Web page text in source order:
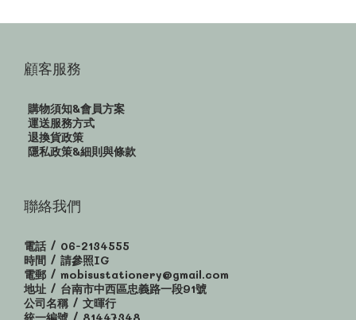
顧客服務
購物須知&會員方案
運送服務方式
退換貨政策
隱私政策&細則與條款
聯絡我們
電話 / 06-2134555
時間 / 請參照IG
電郵 / mobisustationery@gmail.com
地址 / 台南市中西區忠義路一段91號
公司名稱 / 文暉行